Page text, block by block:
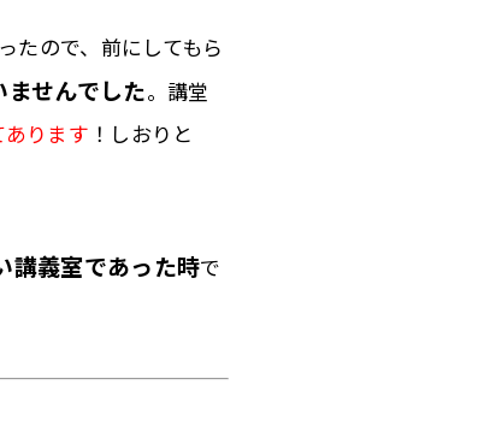
ので、 前にしてもら
せんでした。 講堂
ります ！しおりと
講義室であった時で